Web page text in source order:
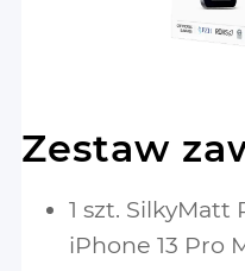
Zestaw
1 szt.
iPhone 13 Pro